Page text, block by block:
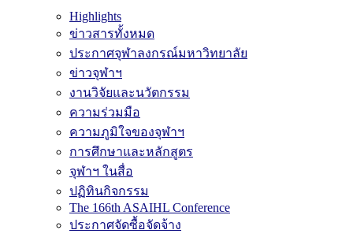
Highlights
ข่าวสารทั้งหมด
ประกาศจุฬาลงกรณ์มหาวิทยาลัย
ข่าวจุฬาฯ
งานวิจัยและนวัตกรรม
ความร่วมมือ
ความภูมิใจของจุฬาฯ
การศึกษาและหลักสูตร
จุฬาฯ ในสื่อ
ปฏิทินกิจกรรม
The 166th ASAIHL Conference
ประกาศจัดซื้อจัดจ้าง